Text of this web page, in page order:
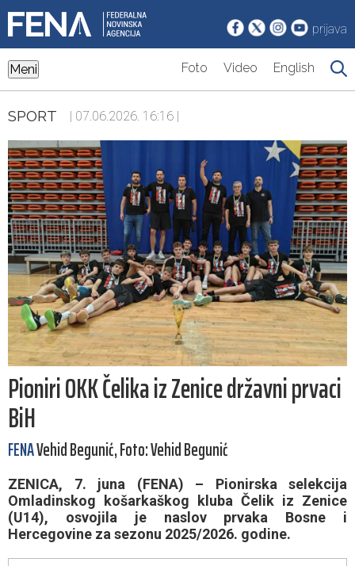
prijava
Meni Foto Video English
SPORT | 07.06.2026. 16:16 |
Pioniri OKK Čelika iz Zenice državni prvaci
BiH
FENAVehid Begunić, Foto: Vehid Begunić
ZENICA, 7. juna (FENA) – Pionirska selekcija
Omladinskog košarkaškog kluba Čelik iz Zenice
(U14), osvojila je naslov prvaka Bosne i
Hercegovine za sezonu 2025/2026. godine.